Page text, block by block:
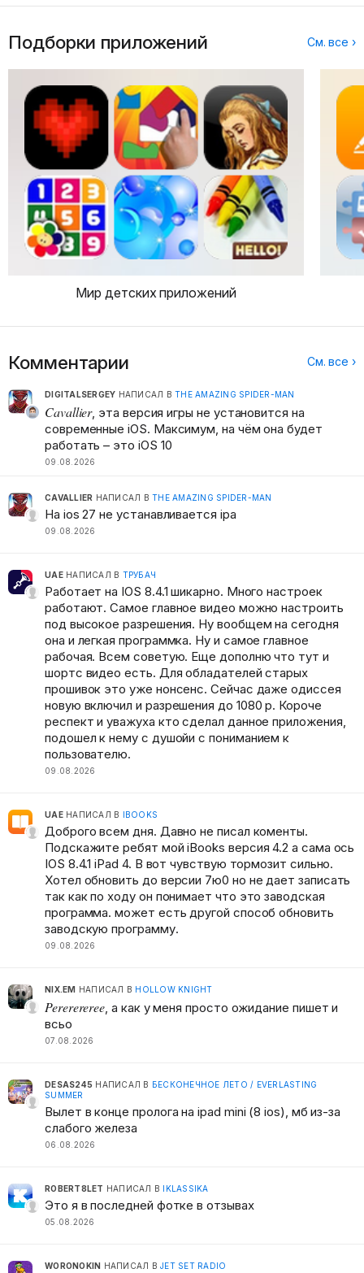
Подборки приложений См. все ›
Мир детских приложений
Комментарии См. все ›
DIGITALSERGEY НАПИСАЛ В THE AMAZING SPIDER-MAN
Cavallier, эта версия игры не установится на
современные iOS. Максимум, на чём она будет
работать – это iOS 10
09.08.2026
CAVALLIER НАПИСАЛ В THE AMAZING SPIDER-MAN
На ios 27 не устанавливается ipa
09.08.2026
UAE НАПИСАЛ В ТРУБАЧ
Работает на IOS 8.4.1 шикарно. Много настроек
работают. Самое главное видео можно настроить
под высокое разрешения. Ну вообщем на сегодня
она и легкая программка. Ну и самое главное
рабочая. Всем советую. Еще дополню что тут и
шортс видео есть. Для обладателей старых
прошивок это уже нонсенс. Сейчас даже одиссея
новую включил и разрешения до 1080 р. Короче
респект и уважуха кто сделал данное приложения,
подошел к нему с душойи с пониманием к
пользователю.
09.08.2026
UAE НАПИСАЛ В IBOOKS
Доброго всем дня. Давно не писал коменты.
Подскажите ребят мой iBooks версия 4.2 а сама ось
IOS 8.4.1 iPad 4. B вот чувствую тормозит сильно.
Хотел обновить до версии 7ю0 но не дает записать
так как по ходу он понимает что это заводская
программа. может есть другой способ обновить
заводскую программу.
09.08.2026
NIX.EM НАПИСАЛ В HOLLOW KNIGHT
Pererereree , а как у меня просто ожидание пишет и
всьо
07.08.2026
DESAS245 НАПИСАЛ В БЕСКОНЕЧНОЕ ЛЕТО / EVERLASTING
SUMMER
Вылет в конце пролога на ipad mini (8 ios), мб из-за
слабого железа
06.08.2026
ROBERT8LET НАПИСАЛ В IKLASSIKA
Это я в последней фотке в отзывах
05.08.2026
WORONOKIN НАПИСАЛ В JET SET RADIO